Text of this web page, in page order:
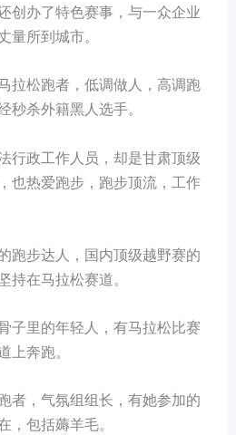
创办了特色赛事，与一众企业
量所到城市。
拉松跑者，低调做人，高调跑
秒杀外籍黑人选手。
行政工作人员，却是甘肃顶级
也热爱跑步，跑步顶流，工作
跑步达人，国内顶级越野赛的
持在马拉松赛道。
子里的年轻人，有马拉松比赛
上奔跑。
者，气氛组组长，有她参加的
，包括薅羊毛。